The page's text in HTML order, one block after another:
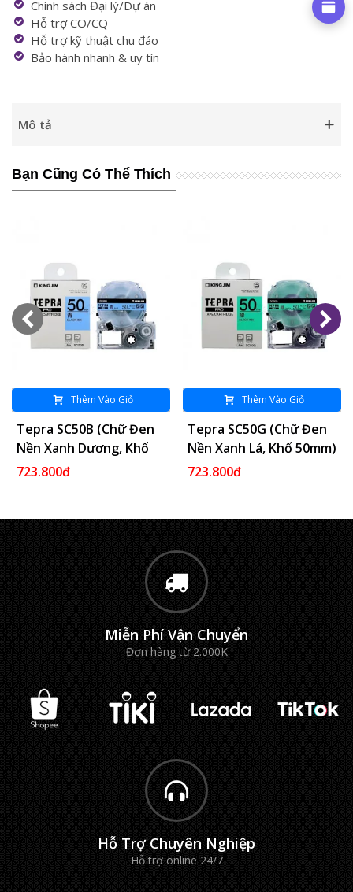
Chính sách Đại lý/Dự án
Hỗ trợ CO/CQ
Hỗ trợ kỹ thuật chu đáo
Bảo hành nhanh & uy tín
Mô tả
Bạn Cũng Có Thể Thích
Thêm Vào Giỏ
Tepra SC50B (Chữ Đen
Nền Xanh Dương, Khổ
50mm)
723.800đ
Thêm Vào Giỏ
Tepra SC50G (Chữ Đen
Nền Xanh Lá, Khổ 50mm)
723.800đ
Miễn Phí Vận Chuyển
Đơn hàng từ 2.000K
Hỗ Trợ Chuyên Nghiệp
Hỗ trợ online 24/7